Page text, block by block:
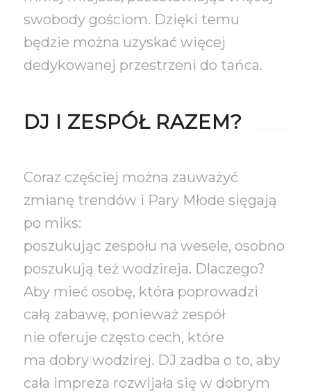
swobody gościom. Dzięki temu
będzie można uzyskać więcej
dedykowanej przestrzeni do tańca.
DJ I ZESPÓŁ RAZEM?
Coraz częściej można zauważyć
zmianę trendów i Pary Młode sięgają
po miks:
poszukując zespołu na wesele, osobno
poszukują też wodzireja. Dlaczego?
Aby mieć osobę, która poprowadzi
całą zabawę, ponieważ zespół
nie oferuje często cech, które
ma dobry wodzirej. DJ zadba o to, aby
cała impreza rozwijała się w dobrym